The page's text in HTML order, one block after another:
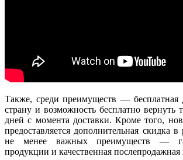
Также, среди преимуществ — бесплатная
страну и возможность бесплатно вернуть
дней с момента доставки. Кроме того,
предоставляется дополнительная скидка
не менее важных преимуществ —
продукции и качественная послепродажная